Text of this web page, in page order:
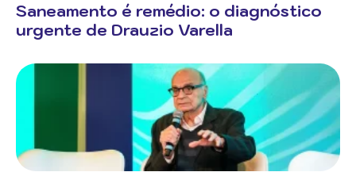
Saneamento é remédio: o diagnóstico
urgente de Drauzio Varella